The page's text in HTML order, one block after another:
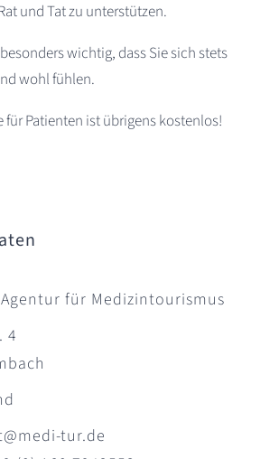
und Tat zu unterstützen.
wichtig, dass Sie sich stets
wohl fühlen.
für Patienten ist übrigens kostenlos!
für Medizintourismus
4
tur.de